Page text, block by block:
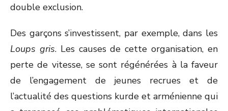
double exclusion.
Des garçons s’investissent, par exemple, dans les
Loups gris. Les causes de cette organisation, en
perte de vitesse, se sont régénérées à la faveur
de l’engagement de jeunes recrues et de
l’actualité des questions kurde et arménienne qui